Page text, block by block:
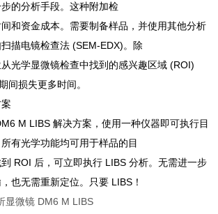
的分析手段。这种附加检
和资金成本。需要制备样品，并使用其他分析
描电镜检查法 (SEM-EDX)。除
光学显微镜检查中找到的感兴趣区域 (ROI)
间损失更多时间。
M LIBS 解决方案，使用一种仪器即可执行目
有光学功能均可用于样品的目
ROI 后，可立即执行 LIBS 分析。无需进一步
也无需重新定位。只要 LIBS！